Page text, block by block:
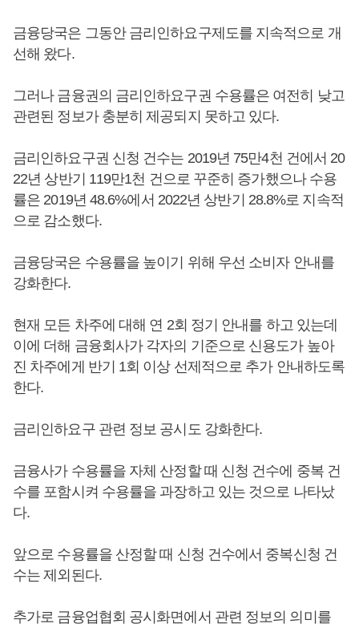
금융당국은 그동안 금리인하요구제도를 지속적으로 개
선해 왔다.
그러나 금융권의 금리인하요구권 수용률은 여전히 낮고
관련된 정보가 충분히 제공되지 못하고 있다.
금리인하요구권 신청 건수는 2019년 75만4천 건에서 20
22년 상반기 119만1천 건으로 꾸준히 증가했으나 수용
률은 2019년 48.6%에서 2022년 상반기 28.8%로 지속적
으로 감소했다.
금융당국은 수용률을 높이기 위해 우선 소비자 안내를
강화한다.
현재 모든 차주에 대해 연 2회 정기 안내를 하고 있는데
이에 더해 금융회사가 각자의 기준으로 신용도가 높아
진 차주에게 반기 1회 이상 선제적으로 추가 안내하도록
한다.
금리인하요구 관련 정보 공시도 강화한다.
금융사가 수용률을 자체 산정할 때 신청 건수에 중복 건
수를 포함시켜 수용률을 과장하고 있는 것으로 나타났
다.
앞으로 수용률을 산정할 때 신청 건수에서 중복신청 건
수는 제외된다.
추가로 금융업협회 공시화면에서 관련 정보의 의미를